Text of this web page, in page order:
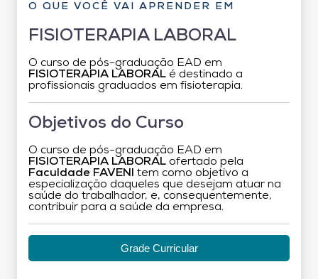
O QUE VOCÊ VAI APRENDER EM
FISIOTERAPIA LABORAL
O curso de pós-graduação EAD em
FISIOTERAPIA LABORAL é destinado a
profissionais graduados em fisioterapia.
Objetivos do Curso
O curso de pós-graduação EAD em
FISIOTERAPIA LABORAL ofertado pela
Faculdade FAVENI
tem como objetivo a
especialização daqueles que desejam atuar na
saúde do trabalhador, e, consequentemente,
contribuir para a saúde da empresa.
Grade Curricular